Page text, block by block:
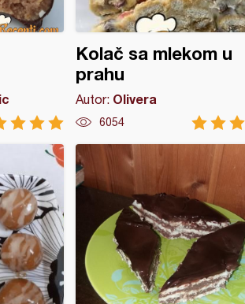
Kolač sa mlekom u
prahu
Autor: Olivera
6054